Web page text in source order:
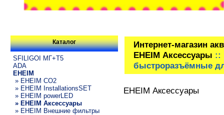
Каталог
SFILIGOI МГ+Т5
ADA
EHEIM
» EHEIM CO2
» EHEIM InstallationsSET
» EHEIM powerLED
» EHEIM Аксессуары
» EHEIM Внешние фильтры
Интернет-магазин
EHEIM Аксессуары ::
быстроразъёмные
EHEIM Аксессуары